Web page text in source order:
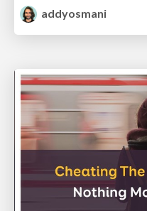
addyosmani